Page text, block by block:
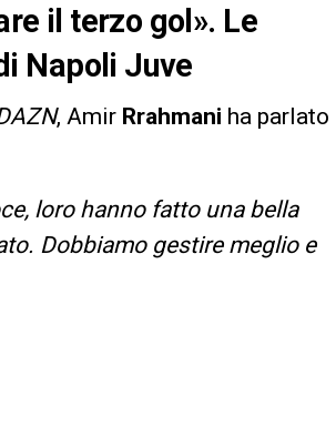
il terzo gol». Le
Napoli Juve
, Amir Rrahmani ha parlato
loro hanno fatto una bella
Dobbiamo gestire meglio e